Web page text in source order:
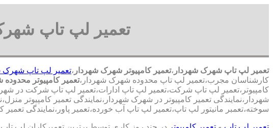
تعمیر لپ تاپ
تعمیر لپ تاپ شهرک شهردار ،تعمیر کامپیوتر شهرک شهردار ،تعمیر لپ تاپ شهرک
کارشناسان مجرب،تعمیر لپ تاپ محدوده شهرک شهردار،تعمیر کامپیوتر
کامپیوتر،تعمیر لپ تاپ شرکت،تعمیر لپ تاپ ادارات،تعمیر لپ تاپ شرکت در
شهردار،نمایندگی تعمیر کامپیوتر در شهرک شهردار،نمایندگی تعمیر کامپیوتر
سوخته،تعمبر مانیتور لپ تاپ،تعمیر لپ تاپ آب خورده،تعمیر پاور،نمایندگی